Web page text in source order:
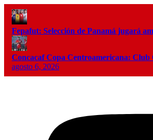
Fepafut: Selección de Panamá jugará
Concacaf Copa Centroamericana:
agosto 6, 2026